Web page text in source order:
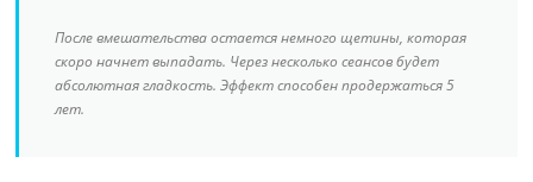
После вмешательства остается немного щетины, которая
скоро начнет выпадать. Через несколько сеансов будет
абсолютная гладкость. Эффект способен продержаться 5
лет.